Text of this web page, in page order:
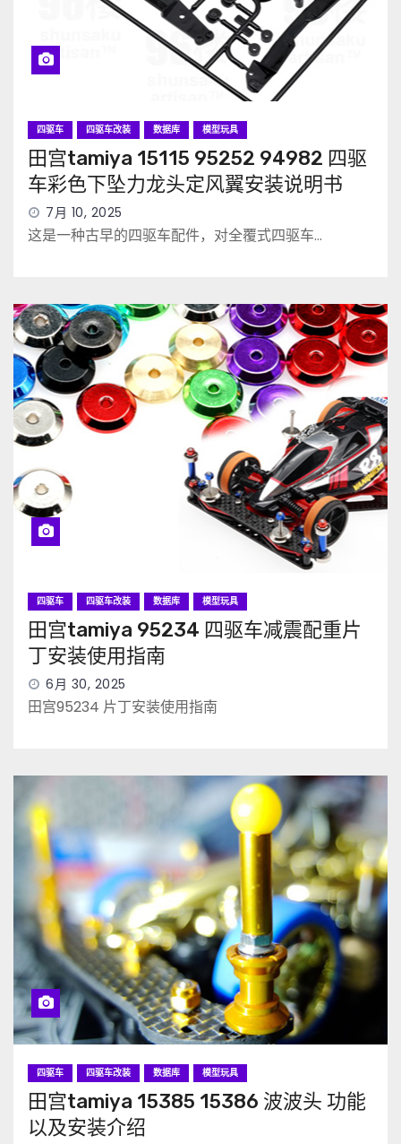
四驱车 四驱车改装 数据库 模型玩具
田宫tamiya 15115 95252 94982 四驱
车彩色下坠力龙头定风翼安装说明书
7月 10, 2025
这是一种古早的四驱车配件，对全覆式四驱车…
四驱车 四驱车改装 数据库 模型玩具
田宫tamiya 95234 四驱车减震配重片
丁安装使用指南
6月 30, 2025
田宫95234 片丁安装使用指南
四驱车 四驱车改装 数据库 模型玩具
田宫tamiya 15385 15386 波波头 功能
以及安装介绍